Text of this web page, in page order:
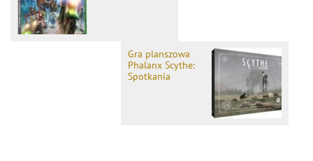
Gra planszowa
Phalanx Scythe:
Spotkania